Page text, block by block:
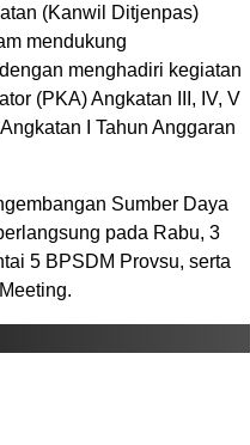
(Kanwil Ditjenpas)
mendukung
menghadiri kegiatan
(PKA) Angkatan III, IV, V
I Tahun Anggaran
Sumber Daya
pada Rabu, 3
5 BPSDM Provsu, serta